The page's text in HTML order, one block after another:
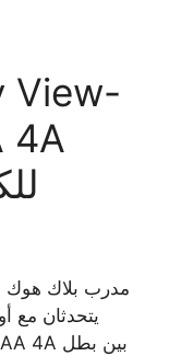
4A
مدرب بلاك هوك
يتحدثان مع